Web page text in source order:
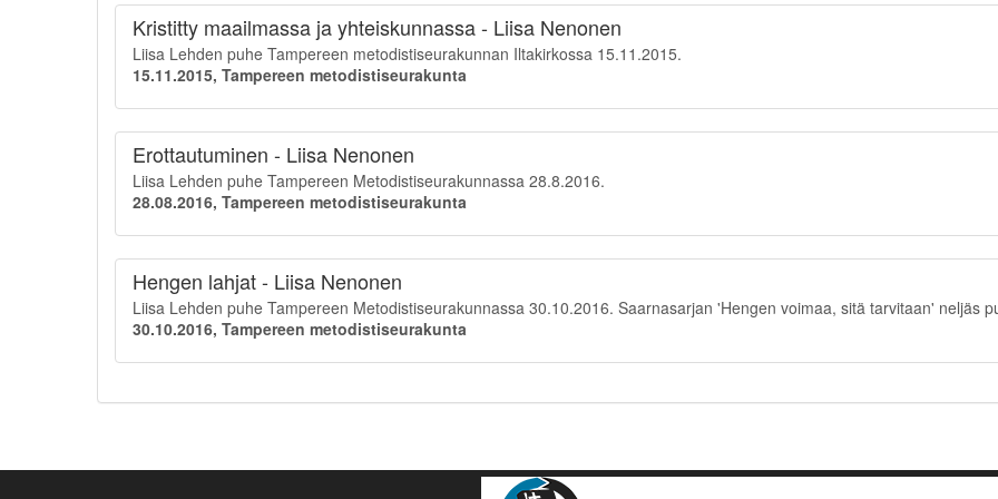
Kristitty maailmassa ja yhteiskunnassa - Liisa Nenonen
Liisa Lehden puhe Tampereen metodistiseurakunnan Iltakirkossa 15.11.2015.
15.11.2015, Tampereen metodistiseurakunta
Erottautuminen - Liisa Nenonen
Liisa Lehden puhe Tampereen Metodistiseurakunnassa 28.8.2016.
28.08.2016, Tampereen metodistiseurakunta
Hengen lahjat - Liisa Nenonen
Liisa Lehden puhe Tampereen Metodistiseurakunnassa 30.10.2016. Saarnasarjan 'Hengen voimaa, sitä tarvitaan' neljäs
30.10.2016, Tampereen metodistiseurakunta